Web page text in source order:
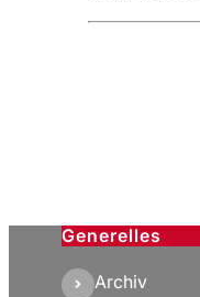
Generelles
Archiv